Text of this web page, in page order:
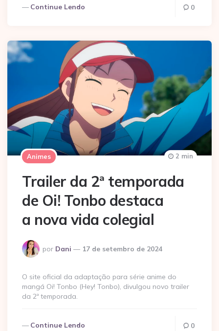
Continue Lendo 0
Animes
Trailer da 2ª temporada
de Oi! Tonbo destaca
a nova vida colegial
Postado
por
por Dani 17 de setembro de 2024
2 min
O site oficial da adaptação para série anime do
mangá Oi! Tonbo (Hey! Tonbo), divulgou novo trailer
da 2ª temporada.
Continue Lendo 0